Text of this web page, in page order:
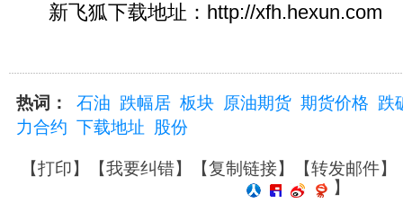
新飞狐下载地址：http://xfh.hexun.com
热词： 石油 跌幅居 板块 原油期货 期货价格 跌
力合约 下载地址 股份
【打印】【我要纠错】【复制链接】【转发邮件】
】